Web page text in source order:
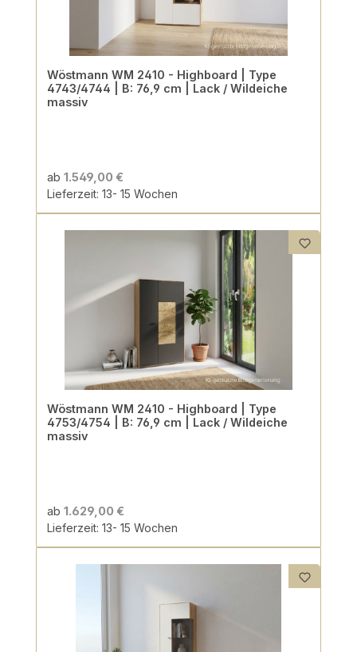
Wöstmann WM 2410 - Highboard | Type
4743/4744 | B: 76,9 cm | Lack / Wildeiche
massiv
ab 1.549,00 €
Lieferzeit: 13- 15 Wochen
Wöstmann WM 2410 - Highboard | Type
4753/4754 | B: 76,9 cm | Lack / Wildeiche
massiv
ab 1.629,00 €
Lieferzeit: 13- 15 Wochen